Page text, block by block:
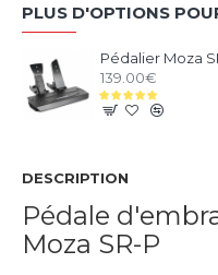
PLUS D'OPTIONS
139.00€
DESCRIPTION
Pédale
Moza SR-P